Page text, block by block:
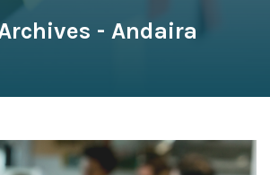
- Andaira